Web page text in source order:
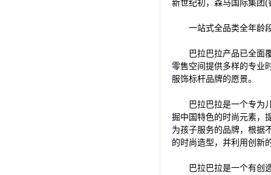
巴拉巴拉产品已全面覆
零售空间提供多样的专业
巴拉巴拉是一个专为儿
掘中国特色的时尚元素，
为孩子服务的品牌，根据
巴拉巴拉是一个有创造